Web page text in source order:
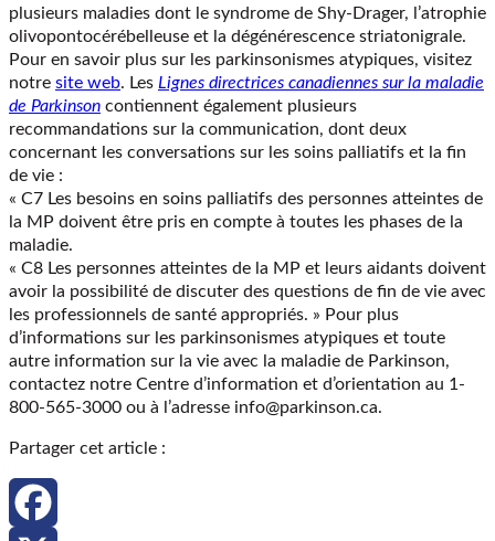
plusieurs maladies dont le syndrome de Shy-Drager, l’atrophie
olivopontocérébelleuse et la dégénérescence striatonigrale.
Pour en savoir plus sur les parkinsonismes atypiques, visitez
notre site web. Les Lignes directrices canadiennes sur la maladie
de Parkinson contiennent également plusieurs
recommandations sur la communication, dont deux
concernant les conversations sur les soins palliatifs et la fin
de vie :
« C7 Les besoins en soins palliatifs des personnes atteintes de
la MP doivent être pris en compte à toutes les phases de la
maladie.
« C8 Les personnes atteintes de la MP et leurs aidants doivent
avoir la possibilité de discuter des questions de fin de vie avec
les professionnels de santé appropriés. » Pour plus
d’informations sur les parkinsonismes atypiques et toute
autre information sur la vie avec la maladie de Parkinson,
contactez notre Centre d’information et d’orientation au 1-
800-565-3000 ou à l’adresse info@parkinson.ca.
Partager cet article :